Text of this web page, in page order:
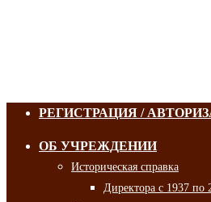
РЕГИСТРАЦИЯ /
ОБ УЧРЕЖДЕНИИ
Историческая справка
Директора с 1937 по